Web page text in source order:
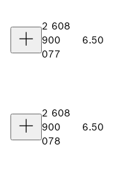
2 608
900
077
6.50
2 608
900
078
6.50